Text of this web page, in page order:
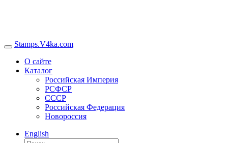
Stamps.V4ka.com
О сайте
Каталог
Российская Империя
РСФСР
СССР
Российская Федерация
Новороссия
English